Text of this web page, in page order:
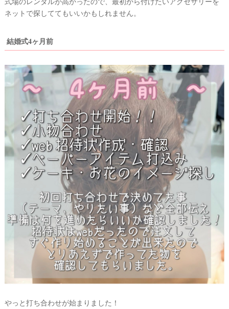
ネットで探しててもいいかもしれません。
結婚式4ヶ月前
やっと打ち合わせが始まりました！